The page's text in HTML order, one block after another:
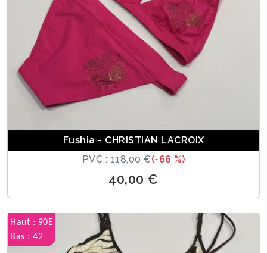
Fushia - CHRISTIAN LACROIX
PVC : 118,00 €(-66 %)
40,00 €
Haut : 90E
Bas : 42